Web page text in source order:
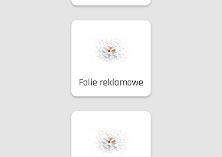
Folie reklamowe